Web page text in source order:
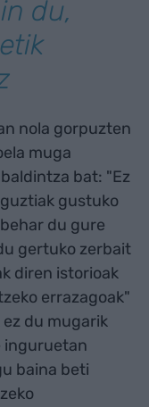
du,
nola gorpuzten
muga
bat: "Ez
gustuko
du gure
gertuko zerbait
diren istorioak
errazagoak"
du mugarik
inguruetan
baina beti